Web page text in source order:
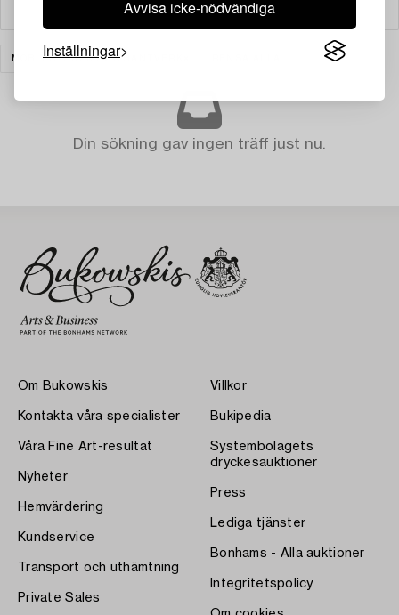
Avvisa icke-nödvändiga
Inställningar
Filter
MÖBLER OCH KONSTHANTVERK
Din sökning gav ingen träff just nu.
Om Bukowskis
Kontakta våra specialister
Våra Fine Art-resultat
Nyheter
Hemvärdering
Kundservice
Transport och uthämtning
Private Sales
Villkor
Bukipedia
Systembolagets
dryckesauktioner
Press
Lediga tjänster
Bonhams - Alla auktioner
Integritetspolicy